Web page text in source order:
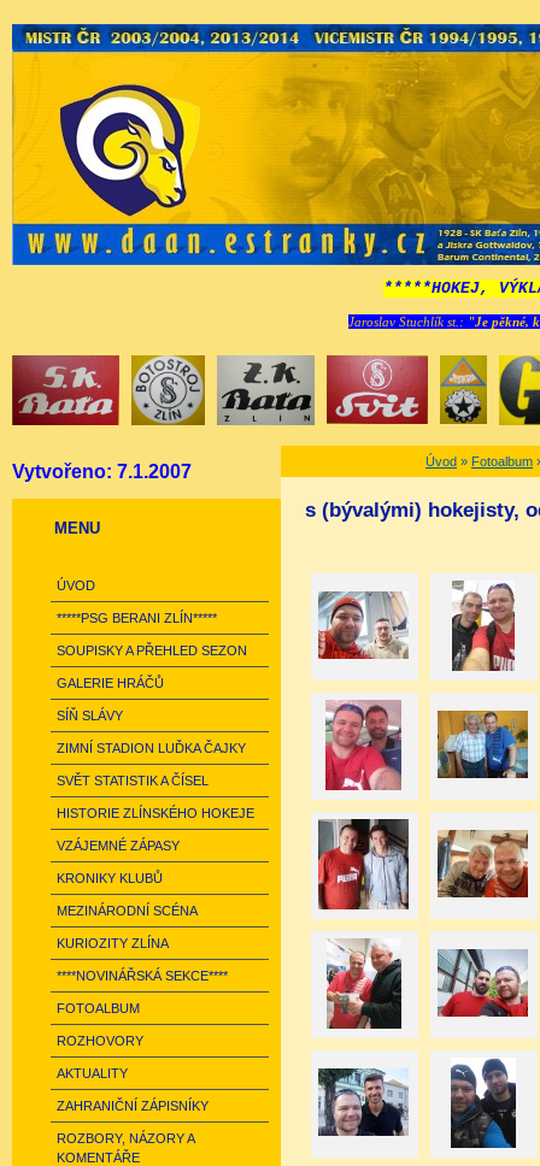
*****HOKEJ,
Jaroslav Stuchlík st.: "Je pěkné,
Vytvořeno: 7.1.2007
MENU
ÚVOD
*****PSG BERANI ZLÍN*****
SOUPISKY A PŘEHLED SEZON
GALERIE HRÁČŮ
SÍŇ SLÁVY
ZIMNÍ STADION LUĎKA ČAJKY
SVĚT STATISTIK A ČÍSEL
HISTORIE ZLÍNSKÉHO HOKEJE
VZÁJEMNÉ ZÁPASY
KRONIKY KLUBŮ
MEZINÁRODNÍ SCÉNA
KURIOZITY ZLÍNA
****NOVINÁŘSKÁ SEKCE****
FOTOALBUM
ROZHOVORY
AKTUALITY
ZAHRANIČNÍ ZÁPISNÍKY
ROZBORY, NÁZORY A
KOMENTÁŘE
Úvod » Fotoalbum
s (bývalými) hokejisty,